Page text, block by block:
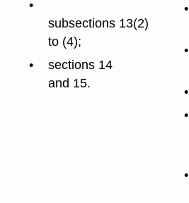
subsections 13(2)
to (4);
sections 14
and 15.